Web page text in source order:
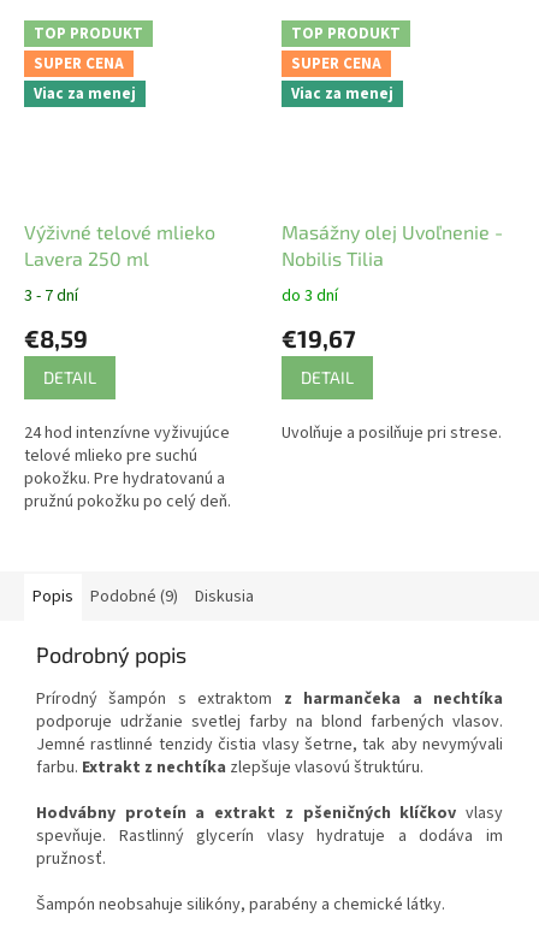
TOP PRODUKT
SUPER CENA
Viac za menej
Výživné telové mlieko
Lavera 250 ml
3 - 7 dní
€8,59
DETAIL
24 hod intenzívne vyživujúce
telové mlieko pre suchú
pokožku. Pre hydratovanú a
pružnú pokožku po celý deň.
TOP PRODUKT
SUPER CENA
Viac za menej
Masážny olej Uvoľnenie -
Nobilis Tilia
do 3 dní
€19,67
DETAIL
Uvolňuje a posilňuje pri strese.
Popis Podobné (9) Diskusia
Podrobný popis
Prírodný šampón s extraktom z harmančeka a nechtíka
podporuje udržanie svetlej farby na blond farbených vlasov.
Jemné rastlinné tenzidy čistia vlasy šetrne, tak aby nevymývali
farbu. Extrakt z nechtíka zlepšuje vlasovú štruktúru.
Hodvábny proteín a extrakt z pšeničných klíčkov vlasy
spevňuje. Rastlinný glycerín vlasy hydratuje a dodáva im
pružnosť.
Šampón neobsahuje silikóny, parabény a chemické látky.